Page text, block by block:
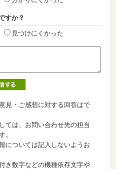
すか？
見つけにくかった
見・ご感想に対する回答はで
ては、お問い合わせ先の担当
。
については記入しないようお
き数字などの機種依存文字や